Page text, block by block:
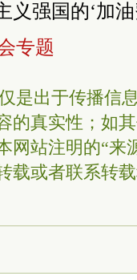
义强国的‘加
专题
是出于传播信
的真实性；如
网站注明的“来
载或者联系转